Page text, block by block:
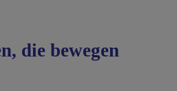
die bewegen